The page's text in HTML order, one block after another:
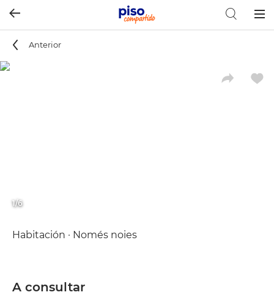
Anterior
1/6
Habitación · Només noies
A consultar